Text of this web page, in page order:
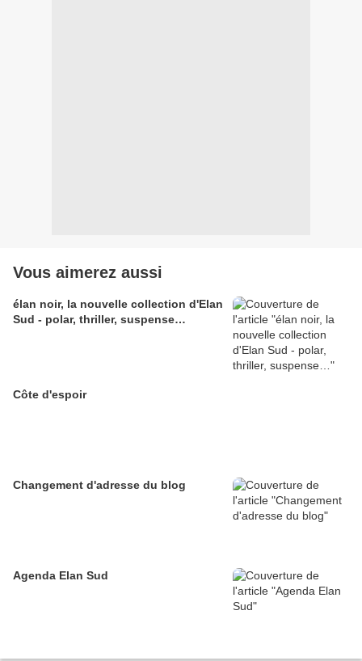
Vous aimerez aussi
élan noir, la nouvelle collection d'Elan
Sud - polar, thriller, suspense…
Côte d'espoir
Changement d'adresse du blog
Agenda Elan Sud